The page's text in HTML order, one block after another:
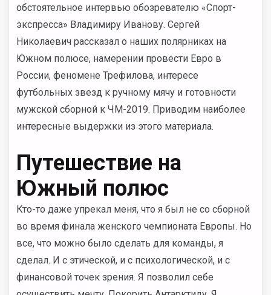
обстоятельное интервью обозревателю «Спорт-
экспресса» Владимиру Иванову. Сергей
Николаевич рассказал о наших полярниках на
Южном полюсе, намерении провести Евро в
России, феномене Трефилова, интересе
футбольных звезд к ручному мячу и готовности
мужской сборной к ЧМ-2019. Приводим наиболее
интересные выдержки из этого материала.
Путешествие на
Южный полюс
Кто-то даже упрекал меня, что я был не со сборной
во время финала женского чемпионата Европы. Но
все, что можно было сделать для команды, я
сделал. И с этической, и с психологической, и с
финансовой точек зрения. Я позволил себе